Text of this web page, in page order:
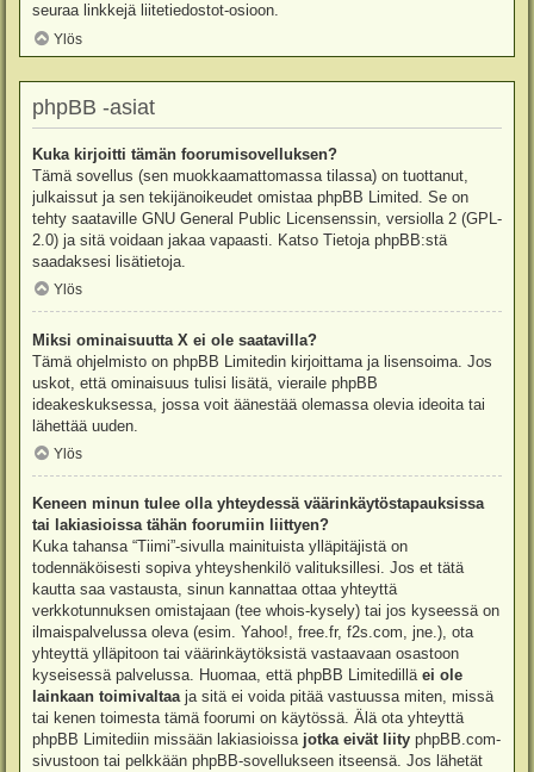
seuraa linkkejä liitetiedostot-osioon.
Ylös
phpBB -asiat
Kuka kirjoitti tämän foorumisovelluksen?
Tämä sovellus (sen muokkaamattomassa tilassa) on tuottanut,
julkaissut ja sen tekijänoikeudet omistaa phpBB Limited . Se on
tehty saataville GNU General Public Licensenssin, versiolla 2 (GPL-
2.0) ja sitä voidaan jakaa vapaasti. Katso Tietoja phpBB:stä
saadaksesi lisätietoja.
Ylös
Miksi ominaisuutta X ei ole saatavilla?
Tämä ohjelmisto on phpBB Limitedin kirjoittama ja lisensoima. Jos
uskot, että ominaisuus tulisi lisätä, vieraile phpBB
ideakeskuksessa , jossa voit äänestää olemassa olevia ideoita tai
lähettää uuden.
Ylös
Keneen minun tulee olla yhteydessä väärinkäytöstapauksissa
tai lakiasioissa tähän foorumiin liittyen?
Kuka tahansa “Tiimi”-sivulla mainituista ylläpitäjistä on
todennäköisesti sopiva yhteyshenkilö valituksillesi. Jos et tätä
kautta saa vastausta, sinun kannattaa ottaa yhteyttä
verkkotunnuksen omistajaan (tee whois-kysely) tai jos kyseessä on
ilmaispalvelussa oleva (esim. Yahoo!, free.fr, f2s.com, jne.), ota
yhteyttä ylläpitoon tai väärinkäytöksistä vastaavaan osastoon
kyseisessä palvelussa. Huomaa, että phpBB Limitedillä ei ole
lainkaan toimivaltaaja sitä ei voida pitää vastuussa miten, missä
tai kenen toimesta tämä foorumi on käytössä. Älä ota yhteyttä
phpBB Limitediin missään lakiasioissa jotka eivät liity phpBB.com-
sivustoon tai pelkkään phpBB-sovellukseen itseensä. Jos lähetät